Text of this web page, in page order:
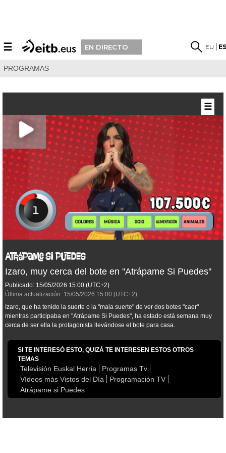
☰ EN DIRECTO EU
PROGRAMAS
Izaro, muy cerca del bote en ''Atrápame Si Puedes''
Publicado: 15/05/2026 15:00 (UTC+2)
Última actualización: 15/05/2026 15:00 (UTC+2)
Izaro, que ha tenido la suerte o la "mala suerte" de ver dos botes "caer"
mientras participaba en "Atrápame Si Puedes", ha estado está semana muy
cerca de ser ella la protagonista llevándose el bote para casa.
SI TE INTERESÓ ESTO, QUIZÁ TE INTERESEN ESTOS OTROS
TEMAS
Televisión Euskal Herria
Programas Tv
Vídeos más Vistos del Día
Programación TV
Atrápame si Puedes
☰